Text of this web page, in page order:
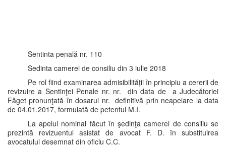
Sentinta penală nr. 110
Sedinta camerei de consiliu din 3 iulie 2018
Pe rol fiind examinarea admisibilității în principiu a cererii de
revizuire a Sentinţei Penale nr. nr. din data de a Judecătoriei
Făget pronunţată în dosarul nr. definitivă prin neapelare la data
de 04.01.2017, formulată de petentul M.I.
La apelul nominal făcut în şedinţa camerei de consiliu se
prezintă revizuentul asistat de avocat F. D. în substituirea
avocatului desemnat din oficiu C.C.